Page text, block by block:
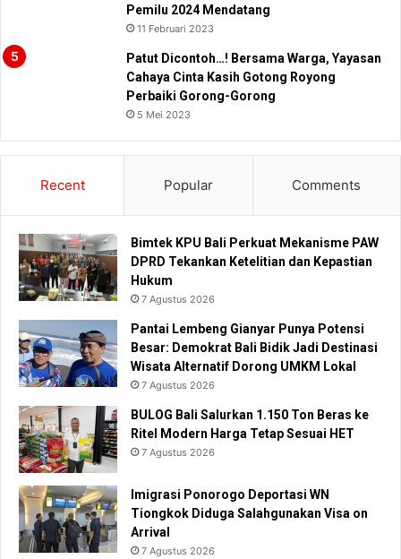
Pemilu 2024 Mendatang
11 Februari 2023
Patut Dicontoh…! Bersama Warga, Yayasan
Cahaya Cinta Kasih Gotong Royong
Perbaiki Gorong-Gorong
5 Mei 2023
Recent Popular Comments
Bimtek KPU Bali Perkuat Mekanisme PAW
DPRD Tekankan Ketelitian dan Kepastian
Hukum
7 Agustus 2026
Pantai Lembeng Gianyar Punya Potensi
Besar: Demokrat Bali Bidik Jadi Destinasi
Wisata Alternatif Dorong UMKM Lokal
7 Agustus 2026
BULOG Bali Salurkan 1.150 Ton Beras ke
Ritel Modern Harga Tetap Sesuai HET
7 Agustus 2026
Imigrasi Ponorogo Deportasi WN
Tiongkok Diduga Salahgunakan Visa on
Arrival
7 Agustus 2026